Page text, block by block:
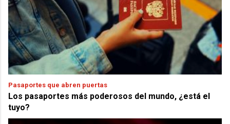
Pasaportes que abren puertas
Los pasaportes más poderosos del mundo, ¿está el
tuyo?